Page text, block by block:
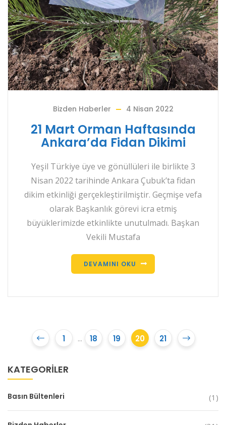
Bizden Haberler 4 Nisan 2022
21 Mart Orman Haftasında
Ankara’da Fidan Dikimi
Yeşil Türkiye üye ve gönüllüleri ile birlikte 3
Nisan 2022 tarihinde Ankara Çubuk’ta fidan
dikim etkinliği gerçekleştirilmiştir. Geçmişe vefa
olarak Başkanlık görevi icra etmiş
büyüklerimizde etkinlikte unutulmadı. Başkan
Vekili Mustafa
DEVAMINI OKU
1 ... 18 19 20 21
KATEGORILER
Basın Bültenleri (1)